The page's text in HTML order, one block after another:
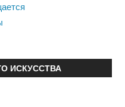
ИСКУССТВА